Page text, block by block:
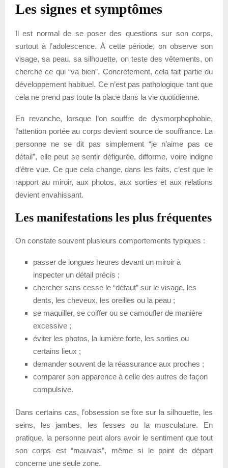
Les signes et symptômes
Il est normal de se poser des questions sur son corps,
surtout à l’adolescence. À cette période, on observe son
visage, sa peau, sa silhouette, on teste des vêtements, on
cherche ce qui “va bien”. Concrètement, cela fait partie du
développement habituel. Ce n’est pas pathologique tant que
cela ne prend pas toute la place dans la vie quotidienne.
En revanche, lorsque l’on souffre de dysmorphophobie,
l’attention portée au corps devient source de souffrance. La
personne ne se dit pas simplement “je n’aime pas ce
détail”, elle peut se sentir défigurée, difforme, voire indigne
d’être vue. Ce que cela change, dans les faits, c’est que le
rapport au miroir, aux photos, aux sorties et aux relations
devient envahissant.
Les manifestations les plus fréquentes
On constate souvent plusieurs comportements typiques :
passer de longues heures devant un miroir à
inspecter un détail précis ;
chercher sans cesse le “défaut” sur le visage, les
dents, les cheveux, les oreilles ou la peau ;
se maquiller, se coiffer ou se camoufler de manière
excessive ;
éviter les photos, la lumière forte, les sorties ou
certains lieux ;
demander souvent de la réassurance aux proches ;
comparer son apparence à celle des autres de façon
compulsive.
Dans certains cas, l’obsession se fixe sur la silhouette, les
seins, les jambes, les fesses ou la musculature. En
pratique, la personne peut alors avoir le sentiment que tout
son corps est “mauvais”, même si le point de départ
concerne une seule zone.